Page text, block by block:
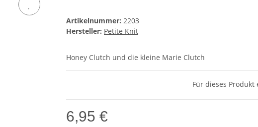
Artikelnummer: 2203
Hersteller: Petite Knit
Honey Clutch und die kleine Marie Clutch
Für dieses Produkt
6,95 €